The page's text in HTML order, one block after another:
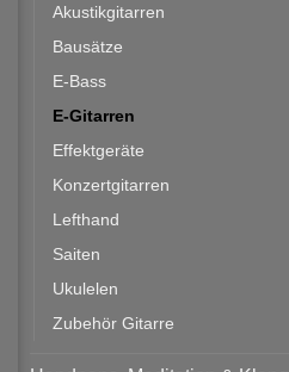
Akustikgitarren
Bausätze
E-Bass
E-Gitarren
Effektgeräte
Konzertgitarren
Lefthand
Saiten
Ukulelen
Zubehör Gitarre